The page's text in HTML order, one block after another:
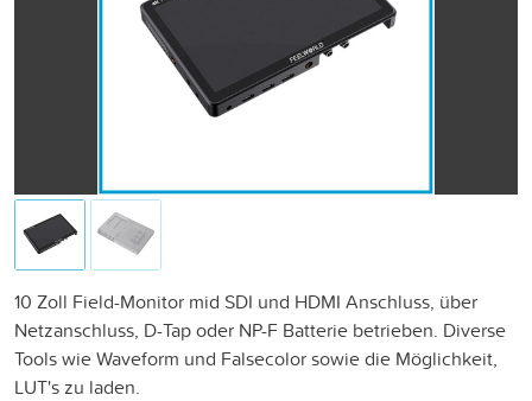
10 Zoll Field-Monitor mid SDI und HDMI Anschluss, über
Netzanschluss, D-Tap oder NP-F Batterie betrieben. Diverse
Tools wie Waveform und Falsecolor sowie die Möglichkeit,
LUT's zu laden.